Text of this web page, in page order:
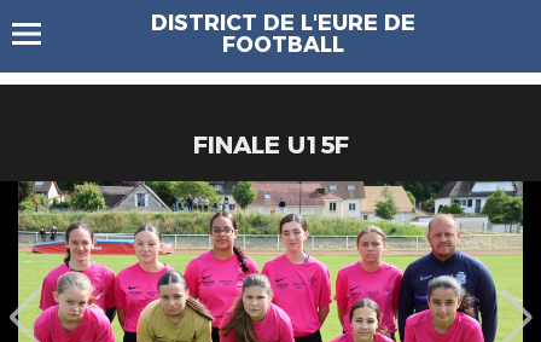
DISTRICT DE L'EURE DE
FOOTBALL
FINALE U15F